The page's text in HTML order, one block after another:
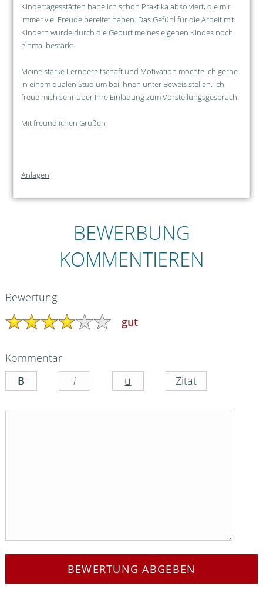
Kindertagesstätten habe ich schon Praktika absolviert, die mir
immer viel Freude bereitet haben. Das Gefühl für die Arbeit mit
Kindern wurde durch die Geburt meines eigenen Kindes noch
einmal bestärkt.
Meine starke Lernbereitschaft und Motivation möchte ich gerne
in einem dualen Studium bei Ihnen unter Beweis stellen. Ich
freue mich sehr über Ihre Einladung zum Vorstellungsgespräch.
Mit freundlichen Grüßen
Anlagen
BEWERBUNG
KOMMENTIEREN
Bewertung
gut
Kommentar
BEWERTUNG ABGEBEN